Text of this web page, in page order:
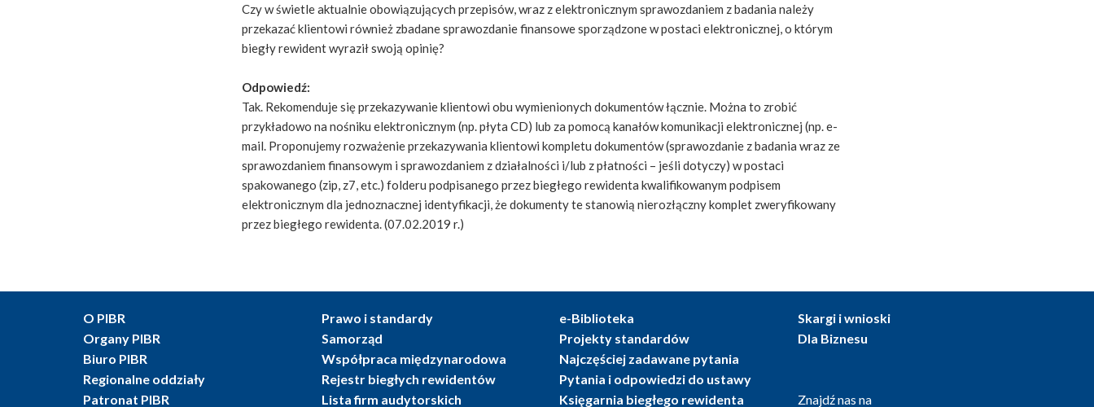
Czy w świetle aktualnie obowiązujących przepisów, wraz z elektronicznym sprawozdaniem z badania należy
przekazać klientowi również zbadane sprawozdanie finansowe sporządzone w postaci elektronicznej, o którym
biegły rewident wyraził swoją opinię?
Odpowiedź:
Tak. Rekomenduje się przekazywanie klientowi obu wymienionych dokumentów łącznie. Można to zrobić
przykładowo na nośniku elektronicznym (np. płyta CD) lub za pomocą kanałów komunikacji elektronicznej (np. e-
mail. Proponujemy rozważenie przekazywania klientowi kompletu dokumentów (sprawozdanie z badania wraz ze
sprawozdaniem finansowym i sprawozdaniem z działalności i/lub z płatności – jeśli dotyczy) w postaci
spakowanego (zip, z7, etc.) folderu podpisanego przez biegłego rewidenta kwalifikowanym podpisem
elektronicznym dla jednoznacznej identyfikacji, że dokumenty te stanowią nierozłączny komplet zweryfikowany
przez biegłego rewidenta. (07.02.2019 r.)
O PIBR
Organy PIBR
Biuro PIBR
Regionalne oddziały
Patronat PIBR
Prawo i standardy
Samorząd
Współpraca międzynarodowa
Rejestr biegłych rewidentów
Lista firm audytorskich
e-Biblioteka
Projekty standardów
Najczęściej zadawane pytania
Pytania i odpowiedzi do ustawy
Księgarnia biegłego rewidenta
Skargi i wnioski
Dla Biznesu
Znajdź nas na